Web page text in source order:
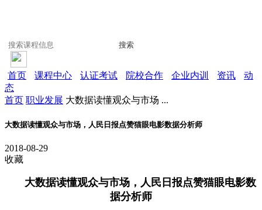
搜索
首页 课程中心 认证考试 院校合作 企业内训 资讯
动
态
首页 职业发展 大数据读懂观众与市场 ...
大数据读懂观众与市场，人民日报点赞猫眼电影数据分析师
2018-08-29
收藏
大数据读懂观众与市场，人民日报点赞猫眼电影数
据分析师